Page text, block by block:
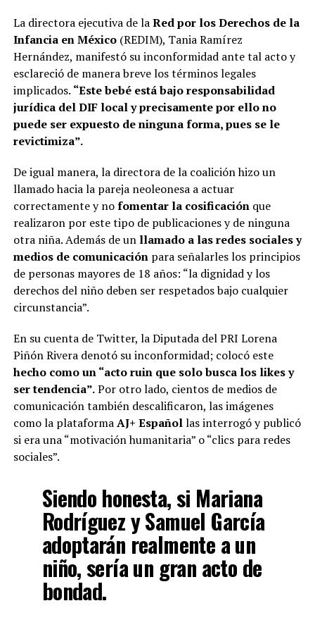
La directora ejecutiva de laRed por los Derechos de la
Infancia en México (REDIM), Tania Ramírez
Hernández, manifestó su inconformidad ante tal acto y
esclareció de manera breve los términos legales
implicados. “Este bebé está bajo responsabilidad
jurídica del DIF local y precisamente por ello no
puede ser expuesto de ninguna forma, pues se le
revictimiza”.
De igual manera, la directora de la coalición hizo un
llamado hacia la pareja neoleonesa a actuar
correctamente y nofomentar la cosificaciónque
realizaron por este tipo de publicaciones y de ninguna
otra niña. Además de un llamado a las redes sociales y
medios de comunicaciónpara señalarles los principios
de personas mayores de 18 años: “la dignidad y los
derechos del niño deben ser respetados bajo cualquier
circunstancia”.
En su cuenta de Twitter, la Diputada del PRI Lorena
Piñón Rivera denotó su inconformidad; colocó este
hecho como un “acto ruin que solo busca los likes y
ser tendencia”.Por otro lado, cientos de medios de
comunicación también descalificaron, las imágenes
como la plataformaAJ+ Españollas interrogó y publicó
si era una “motivación humanitaria” o “clics para redes
sociales”.
Siendo honesta, si Mariana
Rodríguez y Samuel García
adoptarán realmente a un
niño, sería un gran acto de
bondad.